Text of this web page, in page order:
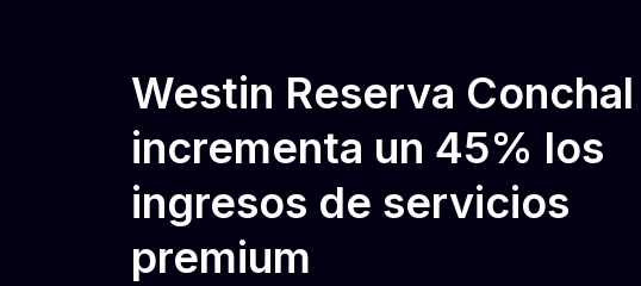
Westin Reserva Conchal
incrementa un 45% los
ingresos de servicios
premium